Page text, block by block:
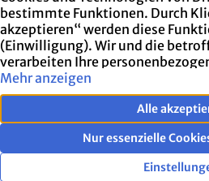
Kontakt
Vertrag widerrufen
02273 40 69 477